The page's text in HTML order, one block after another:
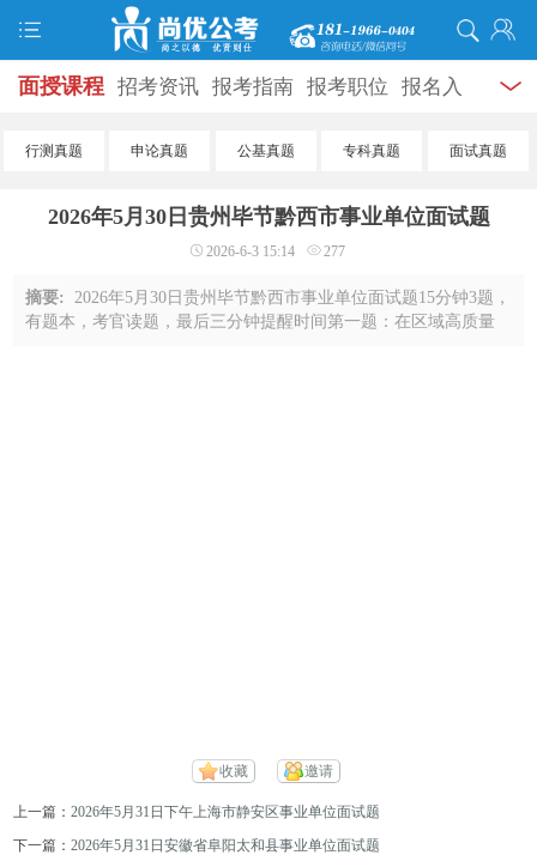
面授课程 招考资讯 报考指南 报考职位 报名入
口 打准考证 成绩查询 面试公告 录用公示 辅导
学员风采 名师团队
服务信息
行测真题 申论真题 公基真题 专科真题 面试真题
2026年5月30日贵州毕节黔西市事业单位面试题
2026-6-3 15:14 277
摘要:2026年5月30日贵州毕节黔西市事业单位面试题15分钟3题，
有题本，考官读题，最后三分钟提醒时间第一题：在区域高质量
收藏 邀请
上一篇：2026年5月31日下午上海市静安区事业单位面试题
下一篇：2026年5月31日安徽省阜阳太和县事业单位面试题